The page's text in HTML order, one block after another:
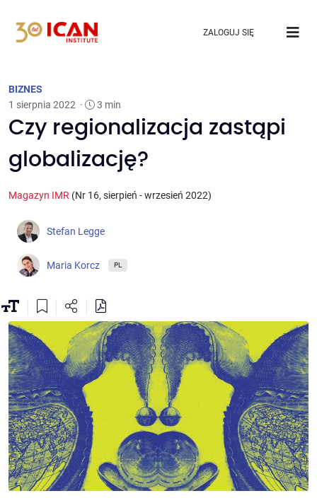
ZALOGUJ SIĘ
BIZNES
1 sierpnia 2022 · 3 min
Czy regionalizacja zastąpi
globalizację?
Magazyn IMR (Nr 16, sierpień - wrzesień 2022)
Stefan Legge
Maria Korcz PL